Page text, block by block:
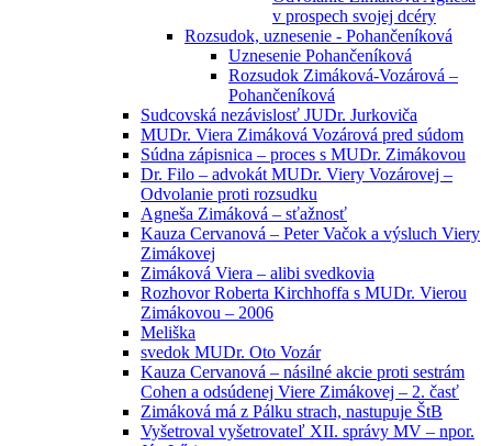
v prospech svojej dcéry
Rozsudok, uznesenie - Pohančeníková
Uznesenie Pohančeníková
Rozsudok Zimáková-Vozárová –
Pohančeníková
Sudcovská nezávislosť JUDr. Jurkoviča
MUDr. Viera Zimáková Vozárová pred súdom
Súdna zápisnica – proces s MUDr. Zimákovou
Dr. Filo – advokát MUDr. Viery Vozárovej –
Odvolanie proti rozsudku
Agneša Zimáková – sťažnosť
Kauza Cervanová – Peter Vačok a výsluch Viery
Zimákovej
Zimáková Viera – alibi svedkovia
Rozhovor Roberta Kirchhoffa s MUDr. Vierou
Zimákovou – 2006
Meliška
svedok MUDr. Oto Vozár
Kauza Cervanová – násilné akcie proti sestrám
Cohen a odsúdenej Viere Zimákovej – 2. časť
Zimáková má z Pálku strach, nastupuje ŠtB
Vyšetroval vyšetrovateľ XII. správy MV – npor.